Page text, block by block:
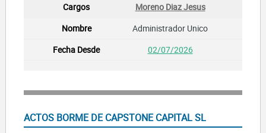
Moreno Diaz Jesus
Administrador Unico
02/07/2026
ACTOS BORME DE CAPSTONE CAPITAL SL